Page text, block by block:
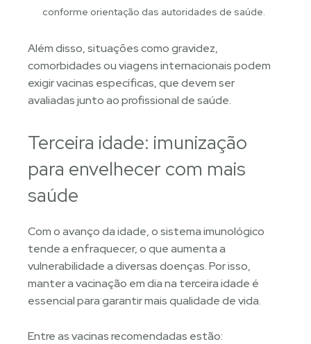
conforme orientação das autoridades de saúde.
Além disso, situações como gravidez,
comorbidades ou viagens internacionais podem
exigir vacinas específicas, que devem ser
avaliadas junto ao profissional de saúde.
Terceira idade: imunização
para envelhecer com mais
saúde
Com o avanço da idade, o sistema imunológico
tende a enfraquecer, o que aumenta a
vulnerabilidade a diversas doenças. Por isso,
manter a vacinação em dia na terceira idade é
essencial para garantir mais qualidade de vida.
Entre as vacinas recomendadas estão: